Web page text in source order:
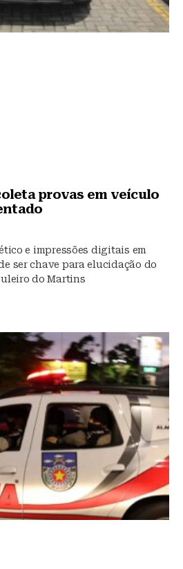
provas em veículo
e impressões digitais em
ser chave para elucidação do
do Martins